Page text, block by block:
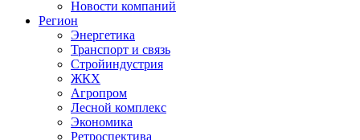
Новости компаний
Регион
Энергетика
Транспорт и связь
Стройиндустрия
ЖКХ
Агропром
Лесной комплекс
Экономика
Ретроспектива